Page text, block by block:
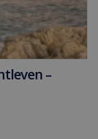
–